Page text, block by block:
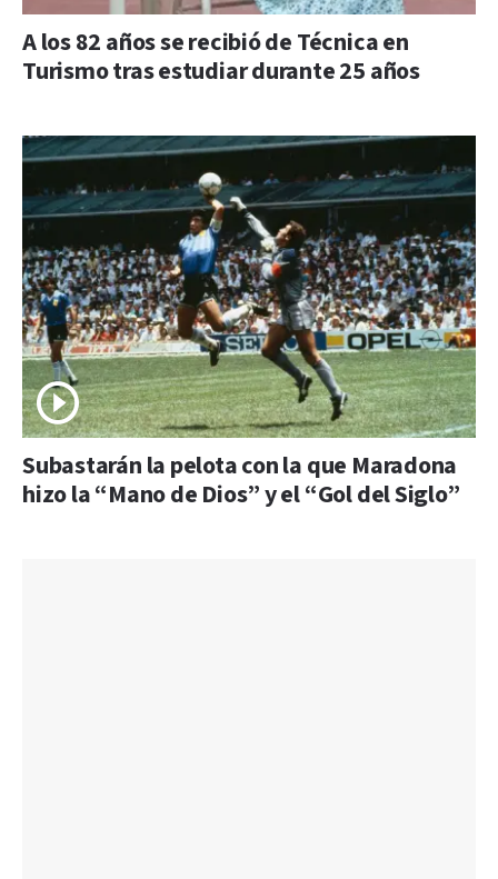
A los 82 años se recibió de Técnica en
Turismo tras estudiar durante 25 años
Subastarán la pelota con la que Maradona
hizo la “Mano de Dios” y el “Gol del Siglo”